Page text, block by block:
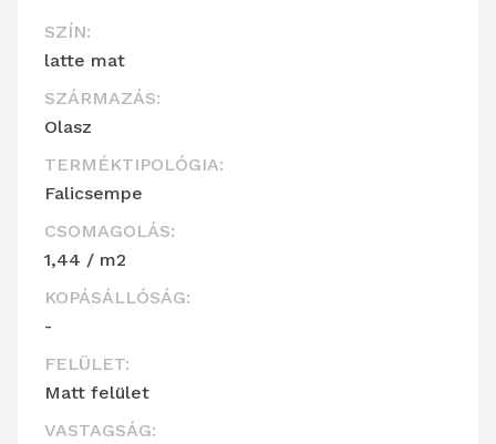
SZÍN:
latte mat
SZÁRMAZÁS:
Olasz
TERMÉKTIPOLÓGIA:
Falicsempe
CSOMAGOLÁS:
1,44 / m2
KOPÁSÁLLÓSÁG:
-
FELÜLET:
Matt felület
VASTAGSÁG: